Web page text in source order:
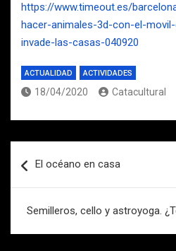
https://www.timeout.es/
hacer-animales-3d-con-el-
invade-las-casas-040920
ACTUALIDAD ACTIVIDADES
18/04/2020 Catacultural
de
El océano en casa
Semilleros, cello y astroyoga.